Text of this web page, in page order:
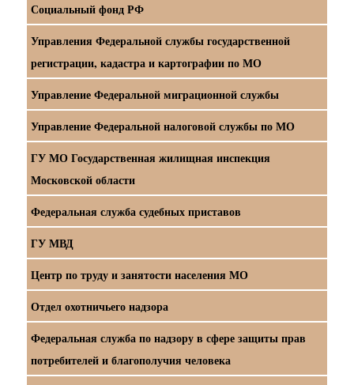
Социальный фонд РФ
Управления Федеральной службы государственной
регистрации, кадастра и картографии по МО
Управление Федеральной миграционной службы
Управление Федеральной налоговой службы по МО
ГУ МО Государственная жилищная инспекция
Московской области
Федеральная служба судебных приставов
ГУ МВД
Центр по труду и занятости населения МО
Отдел охотничьего надзора
Федеральная служба по надзору в сфере защиты прав
потребителей и благополучия человека